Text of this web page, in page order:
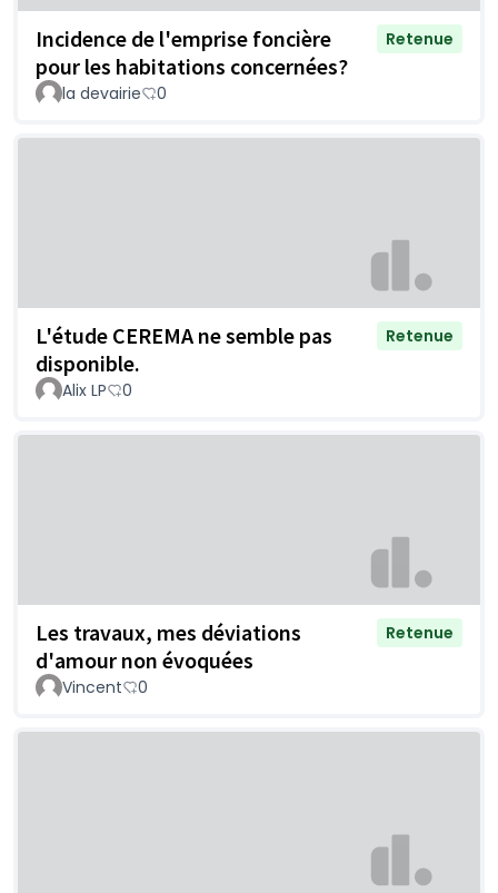
Incidence de l'emprise foncière
pour les habitations concernées?
Retenue
la devairie 0
L'étude CEREMA ne semble pas
disponible.
Retenue
Alix LP 0
Les travaux, mes déviations
d'amour non évoquées
Retenue
Vincent 0